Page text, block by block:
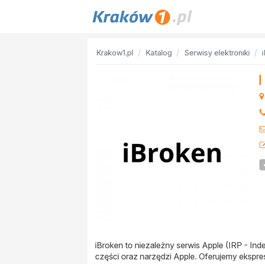
Krakow1.pl Katalog Serwisy elektroniki
iBroken to niezależny serwis Apple (IRP -
części oraz narzędzi Apple. Oferujemy